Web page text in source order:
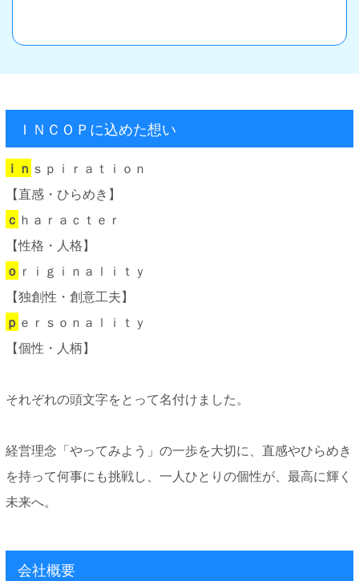
ＩＮＣＯＰに込めた想い
ｉｎ ｓｐｉｒａｔｉｏｎ
【直感・ひらめき】
ｃ ｈａｒａｃｔｅｒ
【性格・人格】
ｏ ｒｉｇｉｎａｌｉｔｙ
【独創性・創意工夫】
ｐ ｅｒｓｏｎａｌｉｔｙ
【個性・人柄】
それぞれの頭文字をとって名付けました。
経営理念「やってみよう」の一歩を大切に、直感やひらめき
を持って何事にも挑戦し、一人ひとりの個性が、最高に輝く
未来へ。
会社概要